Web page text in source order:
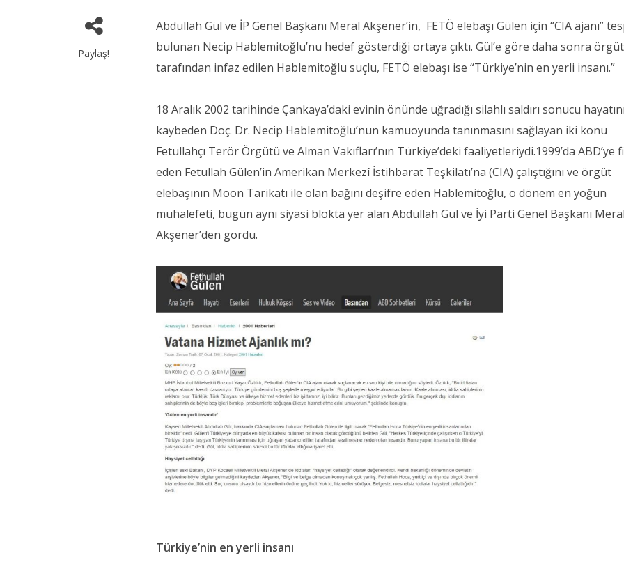
Paylaş!
Abdullah Gül ve İP Genel Başkanı Meral Akşener’in, FETÖ elebaşı Gülen için “CIA ajanı”
bulunan Necip Hablemitoğlu’nu hedef gösterdiği ortaya çıktı. Gül’e göre daha sonra örgüt
tarafından infaz edilen Hablemitoğlu suçlu, FETÖ elebaşı ise “Türkiye’nin en yerli insanı.”
18 Aralık 2002 tarihinde Çankaya’daki evinin önünde uğradığı silahlı saldırı sonucu hayatını
kaybeden Doç. Dr. Necip Hablemitoğlu’nun kamuoyunda tanınmasını sağlayan iki konu
Fetullahçı Terör Örgütü ve Alman Vakıfları’nın Türkiye’deki faaliyetleriydi.1999’da ABD’ye
eden Fetullah Gülen’in Amerikan Merkezî İstihbarat Teşkilatı’na (CIA) çalıştığını ve örgüt
elebaşının Moon Tarikatı ile olan bağını deşifre eden Hablemitoğlu, o dönem en yoğun
muhalefeti, bugün aynı siyasi blokta yer alan Abdullah Gül ve İyi Parti Genel Başkanı Meral
Akşener’den gördü.
Türkiye’nin en yerli insanı